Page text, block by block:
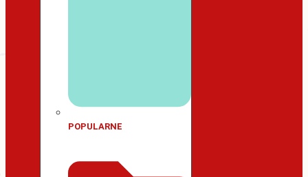
POPULARNE